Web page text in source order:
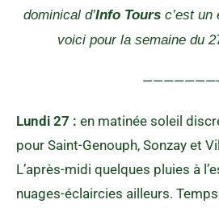
dominical d’Info Tours c’est
voici pour la semaine du
———————-
Lundi 27 : en matinée soleil
pour Saint-Genouph, Sonzay et
L’après-midi quelques pluies à
nuages-éclaircies ailleurs.